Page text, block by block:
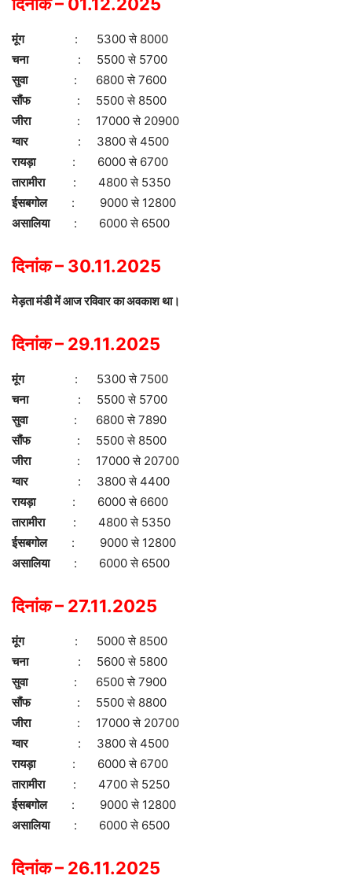
मूंग: 5300 से 8000
चना : 5500 से 5700
सुवा : 6800 से 7600
सौंफ
: 5500 से 8500
जीरा : 17000 से 20900
ग्वार
: 3800 से 4500
रायड़ा : 6000 से 6700
तारामीरा: 4800 से 5350
ईसबगोल
: 9000 से 12800
असालिया : 6000 से 6500
दिनांक – 30.11.2025
मेड़ता मंडी में आज रविवार का अवकाश था।
दिनांक – 29.11.2025
मूंग: 5300 से 7500
चना : 5500 से 5700
सुवा : 6800 से 7890
सौंफ
: 5500 से 8500
जीरा : 17000 से 20700
ग्वार
: 3800 से 4400
रायड़ा : 6000 से 6600
तारामीरा: 4800 से 5350
ईसबगोल
: 9000 से 12800
असालिया : 6000 से 6500
दिनांक – 27.11.2025
मूंग: 5000 से 8500
चना : 5600 से 5800
सुवा : 6500 से 7900
सौंफ
: 5500 से 8800
जीरा : 17000 से 20700
ग्वार
: 3800 से 4500
रायड़ा : 6000 से 6700
तारामीरा: 4700 से 5250
ईसबगोल
: 9000 से 12800
असालिया : 6000 से 6500
दिनांक – 26.11.2025